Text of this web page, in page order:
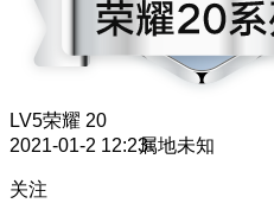
LV5荣耀 20
2021-01-2 12:23属地未知
关注